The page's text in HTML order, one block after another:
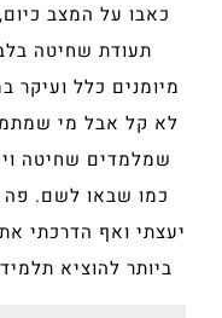
כאבו על המצב
תעודת שחיטה
מיומנים כלל
לא קל אבל מי
שמלמדים שחיטה
כמו שבאו לשם. פה
יעצתי ואף הדרכתי
ביותר להוציא